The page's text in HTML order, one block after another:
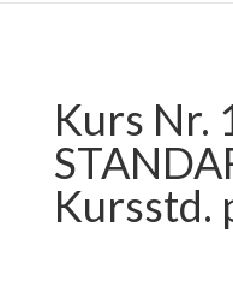
Kurs Nr.
Kursstd.